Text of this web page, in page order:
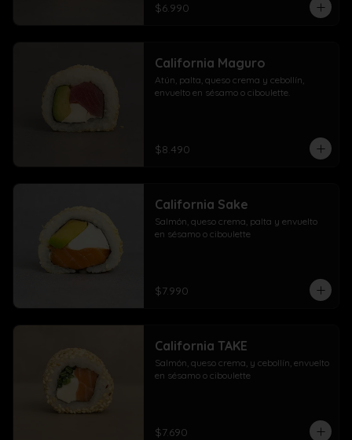
$6.990
California Maguro
Atún, palta, queso crema y cebollín,
envuelto en sésamo o ciboulette.
$8.490
California Sake
Salmón, queso crema, palta y envuelto
en sésamo o ciboulette
$7.990
California TAKE
Salmón, queso crema, y cebollín, envuelto
en sésamo o ciboulette
$7.690